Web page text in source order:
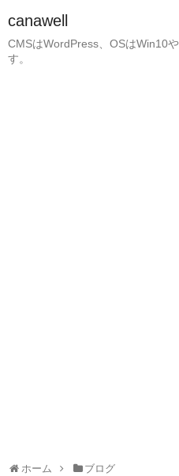
canawell
CMSはWordPress、OSはWin10
す。
ホーム ブログ